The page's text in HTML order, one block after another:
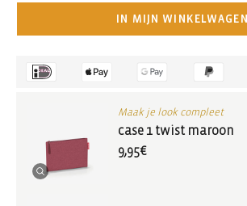
IN MIJN WINKELWAGEN
Maak je look compleet
case 1 twist maroon
9,95€